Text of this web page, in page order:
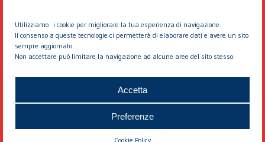
Utilizziamo i cookie per migliorare la tua esperienza di navigazione.
Il consenso a queste tecnologie ci permetterà di elaborare dati e avere un sito
sempre aggiornato.
Non accettare può limitare la navigazione ad alcune aree del sito stesso.
Accetta
Preferenze
Cookie Policy
© 2026 EDDYBURG